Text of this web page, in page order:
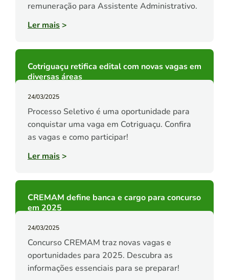
remuneração para Assistente Administrativo.
Ler mais>
Cotriguaçu retifica edital com novas vagas em
diversas áreas
24/03/2025
Processo Seletivo é uma oportunidade para
conquistar uma vaga em Cotriguaçu. Confira
as vagas e como participar!
Ler mais>
CREMAM define banca e cargo para concurso
em 2025
24/03/2025
Concurso CREMAM traz novas vagas e
oportunidades para 2025. Descubra as
informações essenciais para se preparar!